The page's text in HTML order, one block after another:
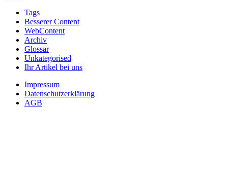
Tags
Besserer Content
WebContent
Archiv
Glossar
Unkategorised
Ihr Artikel bei uns
Impressum
Datenschutzerklärung
AGB